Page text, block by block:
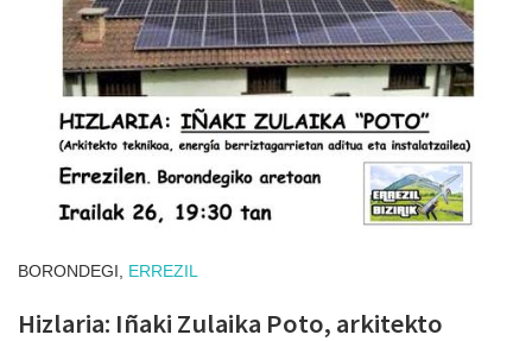
BORONDEGI, ERREZIL
Hizlaria: Iñaki Zulaika Poto, arkitekto